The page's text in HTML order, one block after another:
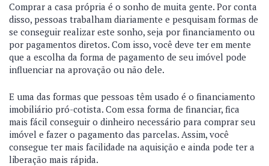
Comprar a casa própria é o sonho de muita gente. Por conta
disso, pessoas trabalham diariamente e pesquisam formas de
se conseguir realizar este sonho, seja por financiamento ou
por pagamentos diretos. Com isso, você deve ter em mente
que a escolha da forma de pagamento de seu imóvel pode
influenciar na aprovação ou não dele.
E uma das formas que pessoas têm usado é o financiamento
imobiliário pró-cotista. Com essa forma de financiar, fica
mais fácil conseguir o dinheiro necessário para comprar seu
imóvel e fazer o pagamento das parcelas. Assim, você
consegue ter mais facilidade na aquisição e ainda pode ter a
liberação mais rápida.